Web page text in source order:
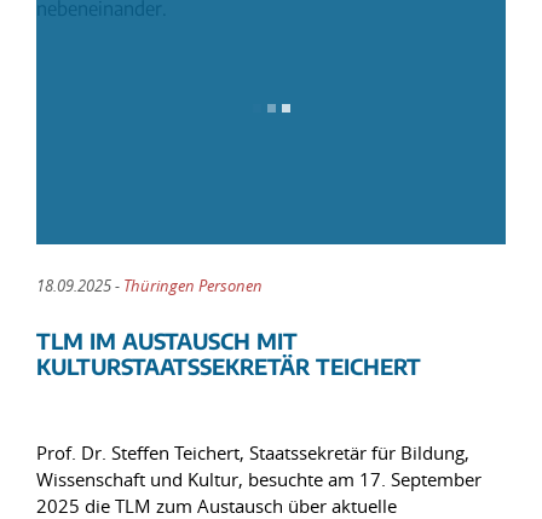
18.09.2025 - Thüringen Personen
TLM IM AUSTAUSCH MIT
KULTURSTAATSSEKRETÄR TEICHERT
Prof. Dr. Steffen Teichert, Staatssekretär für Bildung,
Wissenschaft und Kultur, besuchte am 17. September
2025 die TLM zum Austausch über aktuelle